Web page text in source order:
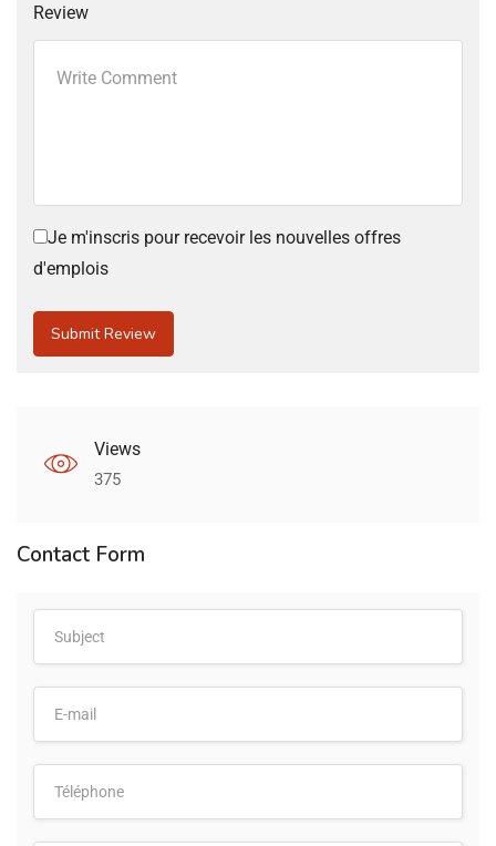
Review
Je m'inscris pour recevoir les nouvelles offres
d'emplois
Views
375
Contact Form